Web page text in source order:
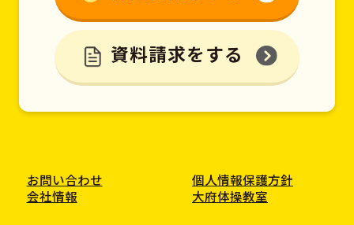
資料請求をする
お問い合わせ
個人情報保護方針
会社情報
大府体操教室